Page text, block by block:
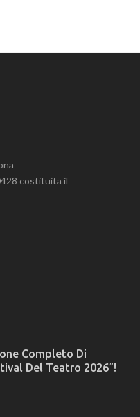
costituita il
Completo Di
Del Teatro 2026”!